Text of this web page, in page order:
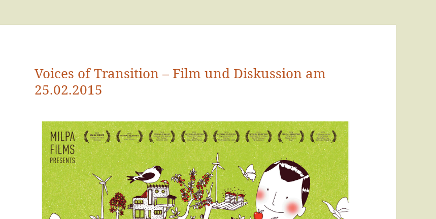
Voices of Transition – Film und Diskussion am
25.02.2015